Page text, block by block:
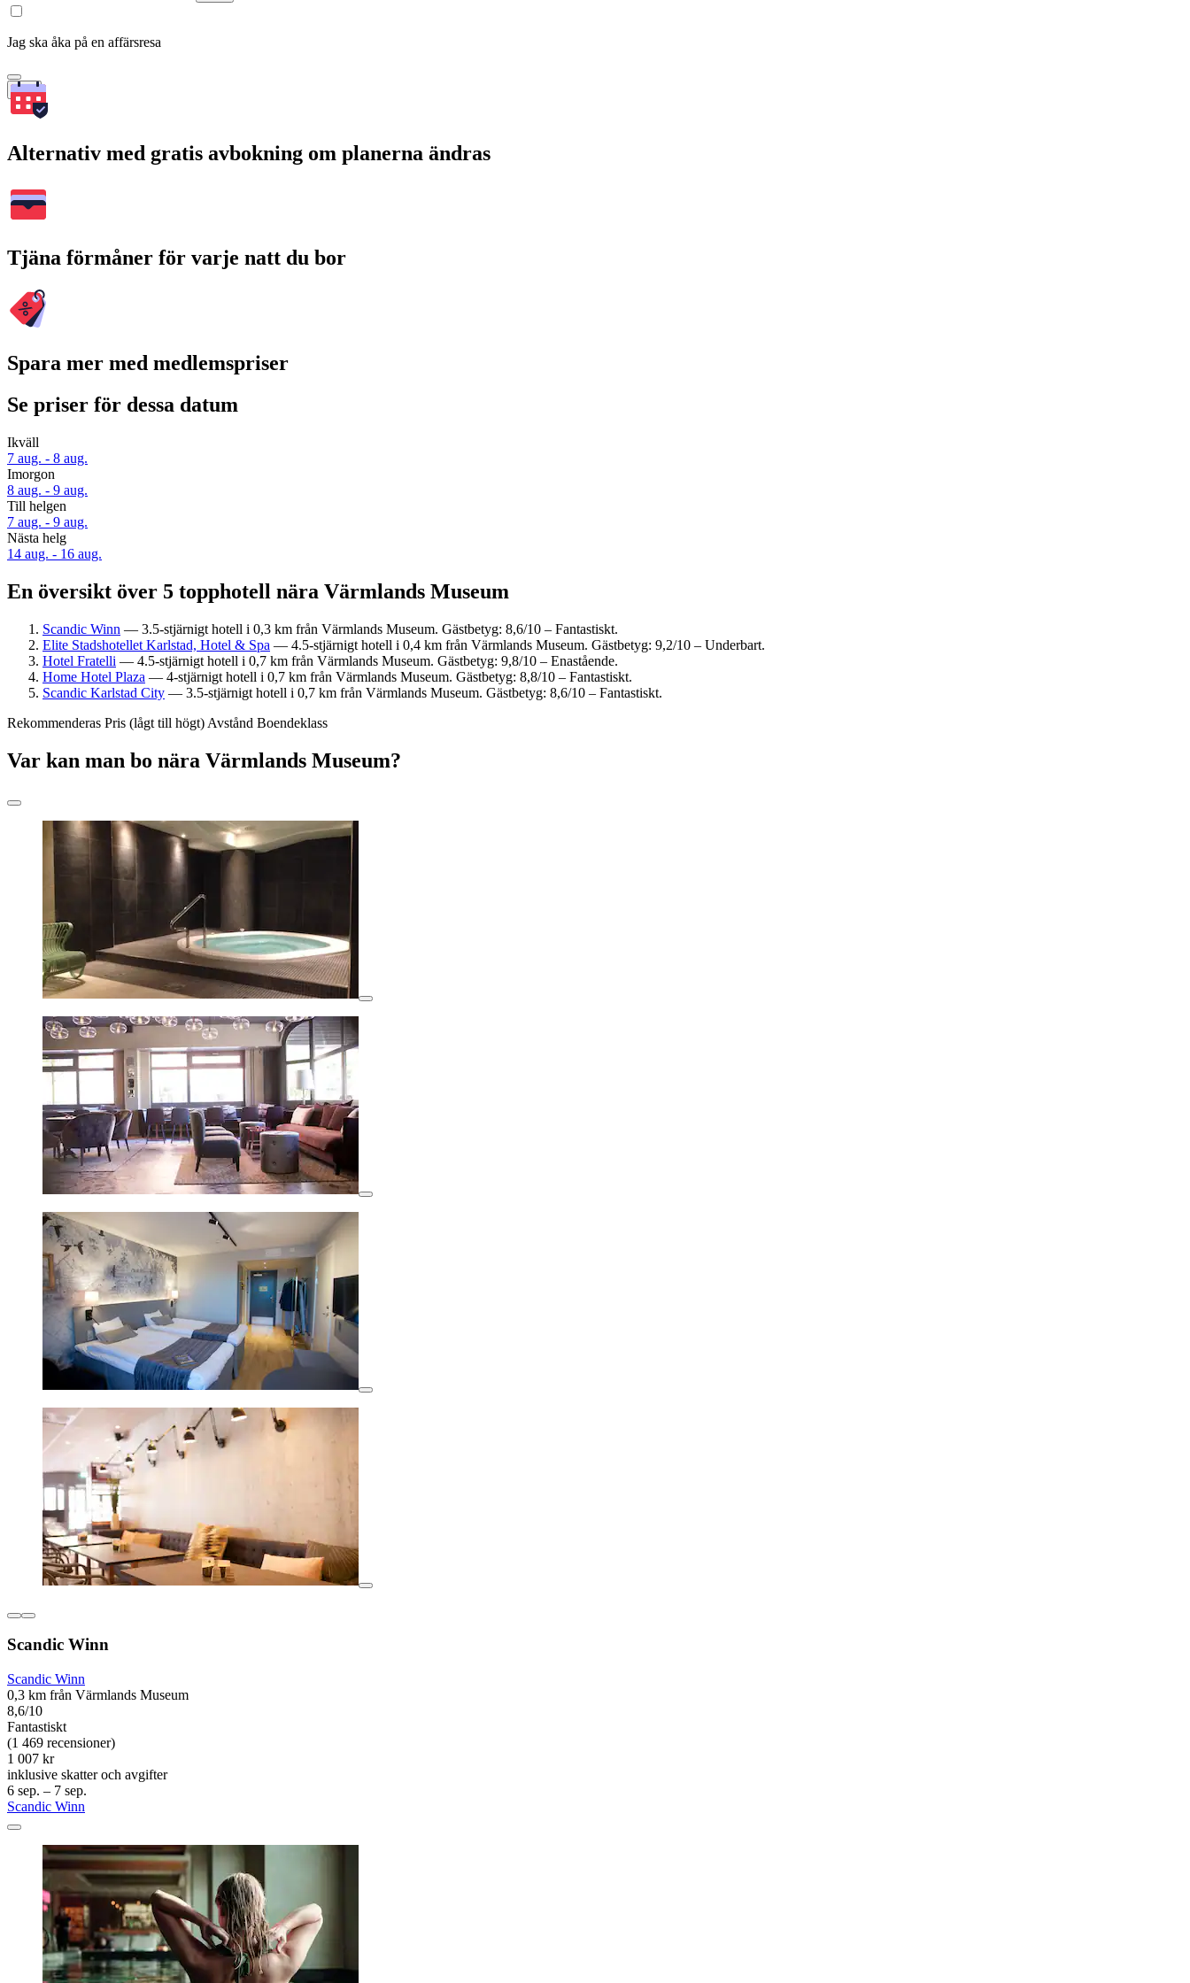
Jag ska åka på en affärsresa
Sök
Alternativ med gratis avbokning om planerna ändras
Tjäna förmåner för varje natt du bor
Spara mer med medlemspriser
Se priser för dessa datum
Ikväll
7 aug. - 8 aug.
Imorgon
8 aug. - 9 aug.
Till helgen
7 aug. - 9 aug.
Nästa helg
14 aug. - 16 aug.
En översikt över 5 topphotell nära Värmlands Museum
Scandic Winn — 3.5-stjärnigt hotell i 0,3 km från Värmlands Museum. Gästbetyg: 8,6/10 – Fantastiskt.
Elite Stadshotellet Karlstad, Hotel & Spa — 4.5-stjärnigt hotell i 0,4 km från Värmlands Museum. Gästbetyg: 9,2/10 – Underbart.
Hotel Fratelli — 4.5-stjärnigt hotell i 0,7 km från Värmlands Museum. Gästbetyg: 9,8/10 – Enastående.
Home Hotel Plaza — 4-stjärnigt hotell i 0,7 km från Värmlands Museum. Gästbetyg: 8,8/10 – Fantastiskt.
Scandic Karlstad City — 3.5-stjärnigt hotell i 0,7 km från Värmlands Museum. Gästbetyg: 8,6/10 – Fantastiskt.
Rekommenderas Pris (lågt till högt) Avstånd Boendeklass
Var kan man bo nära Värmlands Museum?
Scandic Winn
Scandic Winn
0,3 km från Värmlands Museum
8,6/10
Fantastiskt
(1 469 recensioner)
1 007 kr
inklusive skatter och avgifter
6 sep. – 7 sep.
Scandic Winn